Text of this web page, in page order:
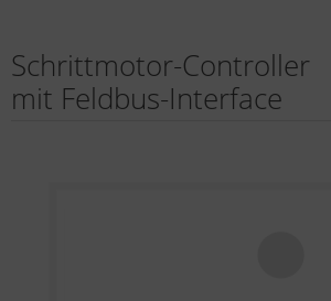
Schrittmotor-Controller
mit Feldbus-Interface